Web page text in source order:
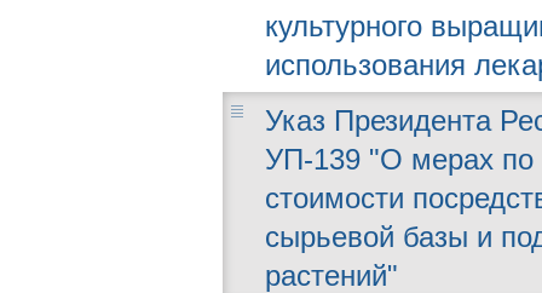
культурного
использования
Указ Президента
УП-139 "О мерах по
стоимости
сырьевой базы и
растений"